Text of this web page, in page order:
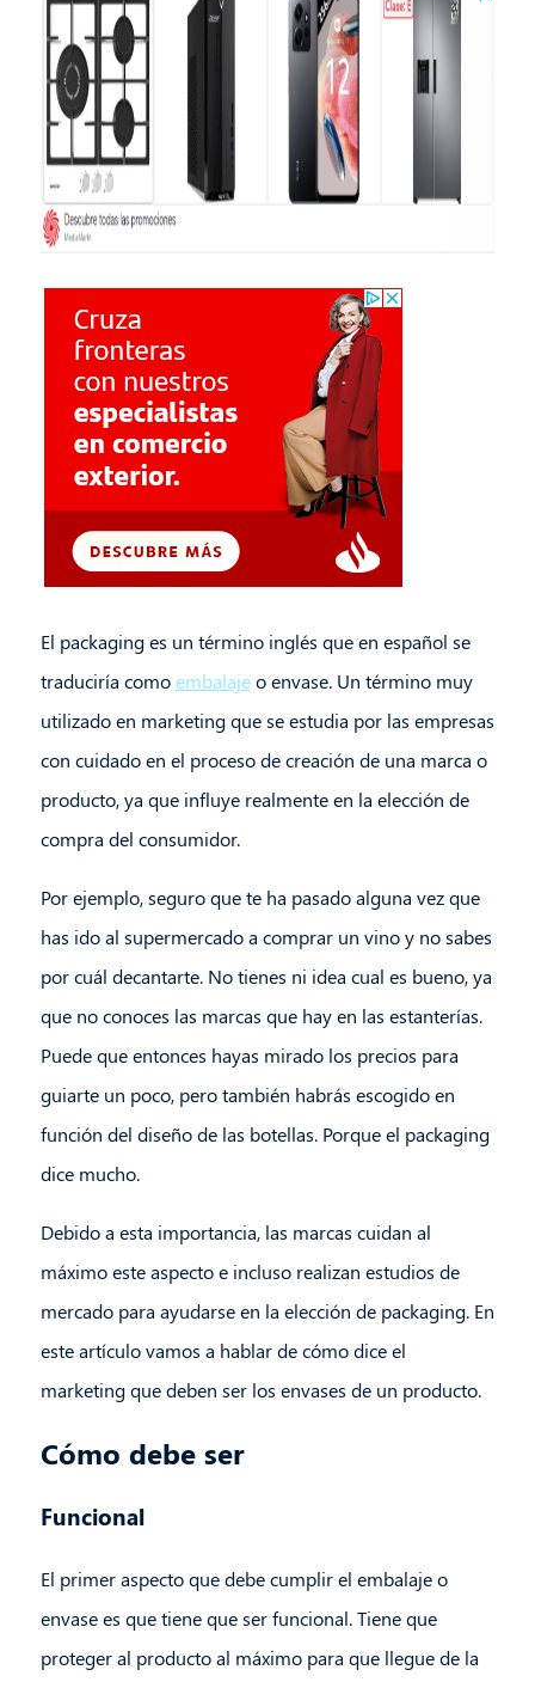
El packaging es un término inglés que en español se
traduciría como embalajeo envase. Un término muy
utilizado en marketing que se estudia por las empresas
con cuidado en el proceso de creación de una marca o
producto, ya que influye realmente en la elección de
compra del consumidor.
Por ejemplo, seguro que te ha pasado alguna vez que
has ido al supermercado a comprar un vino y no sabes
por cuál decantarte. No tienes ni idea cual es bueno, ya
que no conoces las marcas que hay en las estanterías.
Puede que entonces hayas mirado los precios para
guiarte un poco, pero también habrás escogido en
función del diseño de las botellas. Porque el packaging
dice mucho.
Debido a esta importancia, las marcas cuidan al
máximo este aspecto e incluso realizan estudios de
mercado para ayudarse en la elección de packaging. En
este artículo vamos a hablar de cómo dice el
marketing que deben ser los envases de un producto.
Cómo debe ser
Funcional
El primer aspecto que debe cumplir el embalaje o
envase es que tiene que ser funcional. Tiene que
proteger al producto al máximo para que llegue de la